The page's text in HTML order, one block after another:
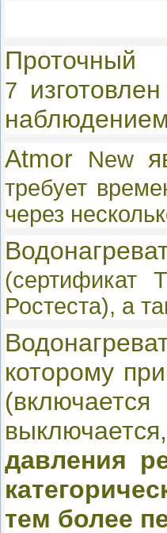
Проточный
7
наблюдением
Atmor
New
требует
через
(сертификат
Ростеста), а
которому
давления
тем более